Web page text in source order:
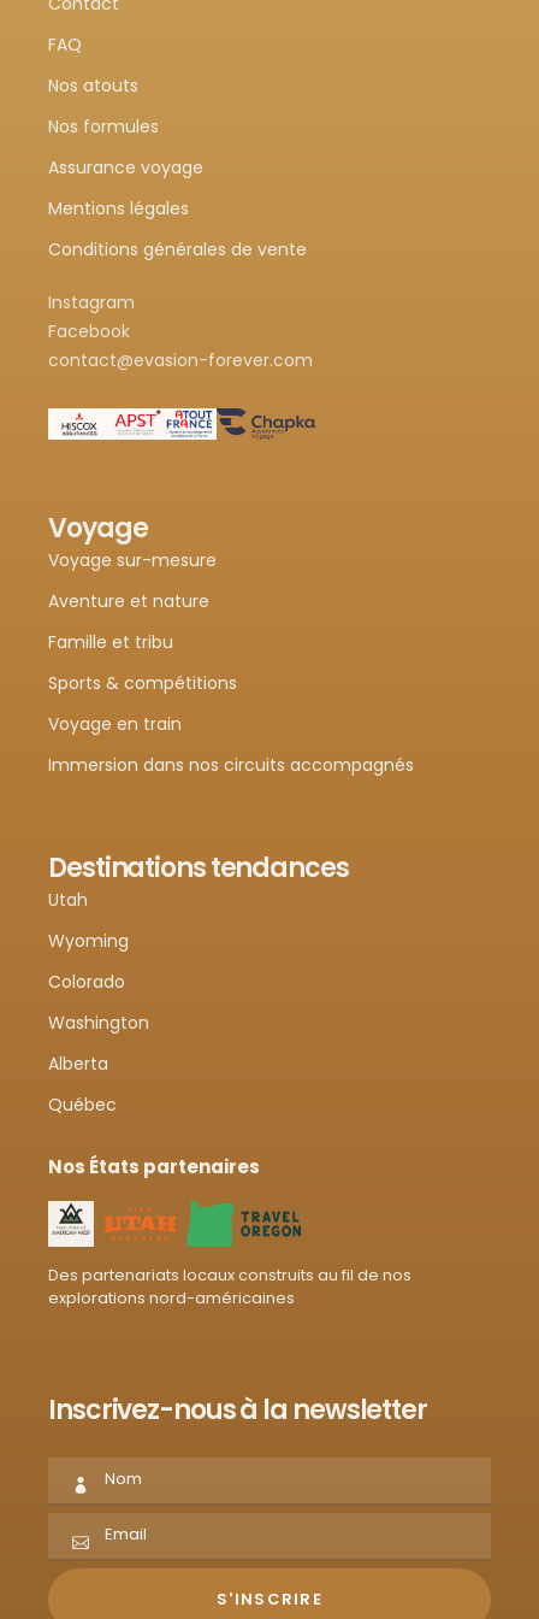
FAQ
Nos atouts
Nos formules
Assurance voyage
Mentions légales
Conditions générales de vente
Instagram
Facebook
contact@evasion-forever.com
Voyage
Voyage sur-mesure
Aventure et nature
Famille et tribu
Sports & compétitions
Voyage en train
Immersion dans nos circuits accompagnés
Destinations tendances
Utah
Wyoming
Colorado
Washington
Alberta
Québec
Nos États partenaires
Des partenariats locaux construits au fil de nos
explorations nord-américaines
Inscrivez-nous à la newsletter